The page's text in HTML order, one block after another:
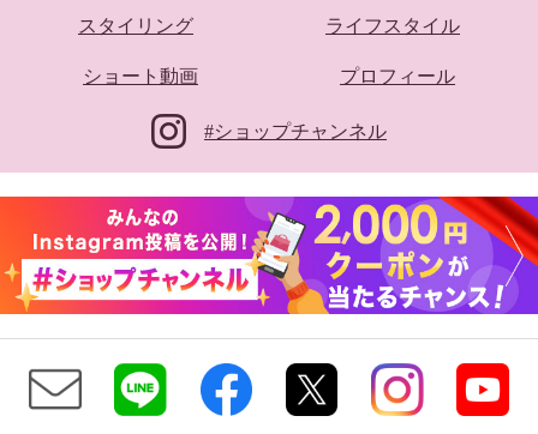
スタイリング ライフスタイル
ショート動画 プロフィール
#ショップチャンネル